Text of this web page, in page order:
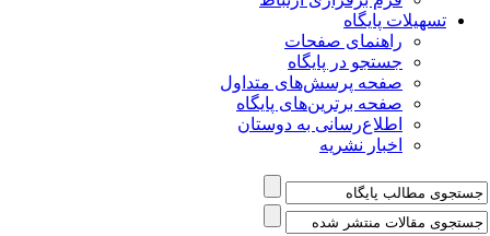
پایگاه
راهنمای صفحات
جستجو در پایگاه
صفحه پرسش‌های متداول
صفحه برترین‌های پایگاه
اطلاع‌رسانی به دوستان
اخبار نشریه